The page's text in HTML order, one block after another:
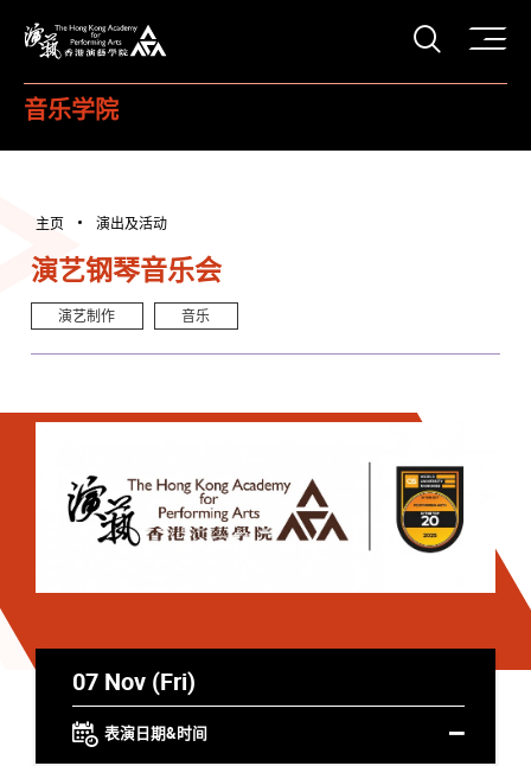
打开
音乐学院
主页 演出及活动
演艺钢琴音乐会
演艺制作 音乐
07 Nov (Fri)
表演日期&时间